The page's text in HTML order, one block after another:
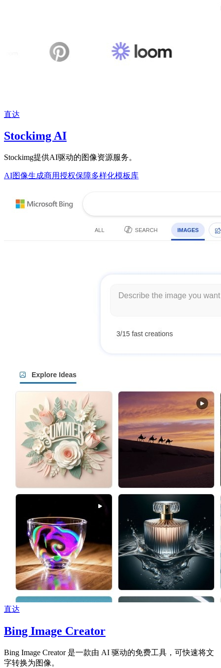
直达
Stockimg AI
Stockimg提供AI驱动的图像资源服务。
AI图像生成商用授权保障多样化模板库
直达
Bing Image Creator
Bing Image Creator 是一款由 AI 驱动的免费工具，可快速将文
字转换为图像。